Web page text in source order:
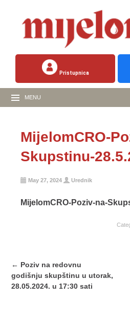
Pristupnica
MENU
MijelomCRO-
Skupstinu-
May 27, 2024 Urednik
MijelomCRO-Poziv-na-
Post
navigation
← Poziv na redovnu
godišnju skupštinu u utorak,
28.05.2024. u 17:30 sati